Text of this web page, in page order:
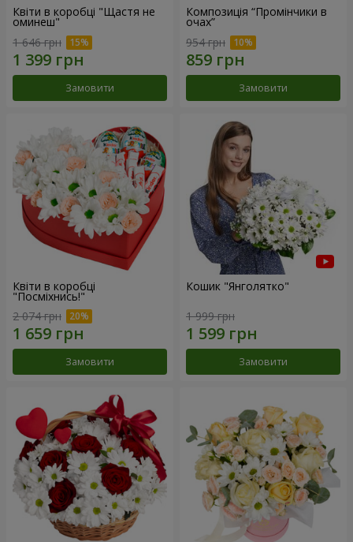
Квіти в коробці "Щастя не
оминеш"
1 646 грн
Замовити
Композиція “Промінчики в
очах”
954 грн
Замовити
Квіти в коробці
"Посміхнись!"
2 074 грн
Замовити
Кошик "Янголятко"
1 999 грн
Замовити